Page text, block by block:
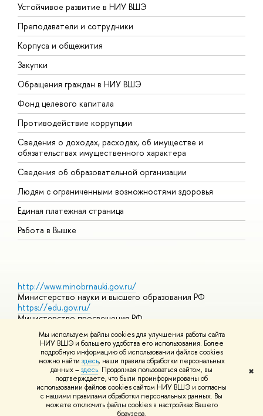
Мы используем файлы cookies для улучшения работы сайта
НИУ ВШЭ и большего удобства его использования. Более
подробную информацию об использовании файлов cookies
можно найти здесь, наши правила обработки персональных
данных –здесь. Продолжая пользоваться сайтом, вы
подтверждаете, что были проинформированы об
использовании файлов cookies сайтом НИУ ВШЭ и согласны
с нашими правилами обработки персональных данных. Вы
можете отключить файлы cookies в настройках Вашего
браузера.
✖
Устойчивое развитие в НИУ ВШЭ
Преподаватели и сотрудники
Корпуса и общежития
Закупки
Обращения граждан в НИУ ВШЭ
Фонд целевого капитала
Противодействие коррупции
Сведения о доходах, расходах, об имуществе и
обязательствах имущественного характера
Сведения об образовательной организации
Людям с ограниченными возможностями здоровья
Единая платежная страница
Работа в Вышке
http://www.minobrnauki.gov.ru/
Министерство науки и высшего образования РФ
https://edu.gov.ru/
Министерство просвещения РФ
Массовые открытые онлайн-курсы
© НИУ ВШЭ 1993–2026 Адреса и контактыУсловия
использования материалов Политика конфиденциальности
Шрифты HSE Sans и HSE Slab разработаны вШколе дизайна НИУ